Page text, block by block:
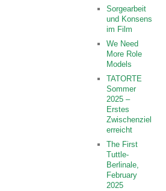
Sorgearbeit
und Konsens
im Film
We Need
More Role
Models
TATORTE
Sommer
2025 –
Erstes
Zwischenziel
erreicht
The First
Tuttle-
Berlinale,
February
2025